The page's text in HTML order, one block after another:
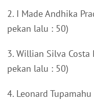
2. I Made Andhika
pekan lalu : 50)
3. Willian Silva Costa
pekan lalu : 50)
4. Leonard